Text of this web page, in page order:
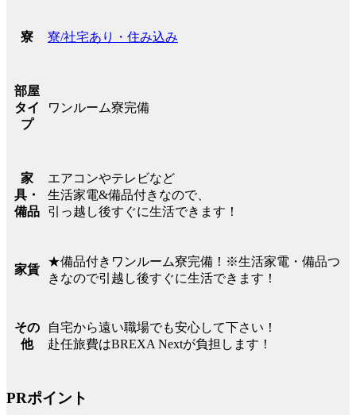
寮 寮/社宅あり・住み込み
部屋
タイ
プ
ワンルーム寮完備
家
具・
備品
エアコンやテレビなど
生活家電&備品付きなので、
引っ越し後すぐに生活できます！
家賃
★備品付きワンルーム寮完備！※生活家電・備品つ
きなので引越し後すぐに生活できます！
その
他
自宅から遠い職場でも安心して下さい！
赴任旅費はBREXA Nextが負担します！
PRポイント